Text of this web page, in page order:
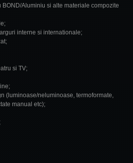
Aluminiu si alte materiale compozite
interne si internationale;
si TV;
(luminoase/neluminoase, termoformate,
manual etc);